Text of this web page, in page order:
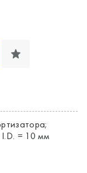
I.D. = 10 мм